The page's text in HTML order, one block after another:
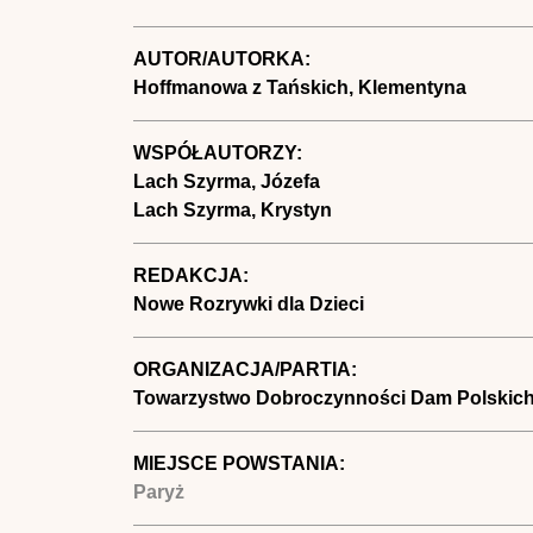
AUTOR/AUTORKA:
Hoffmanowa z Tańskich, Klementyna
WSPÓŁAUTORZY:
Lach Szyrma, Józefa
Lach Szyrma, Krystyn
REDAKCJA:
Nowe Rozrywki dla Dzieci
ORGANIZACJA/PARTIA:
Towarzystwo Dobroczynności Dam
MIEJSCE POWSTANIA:
Paryż